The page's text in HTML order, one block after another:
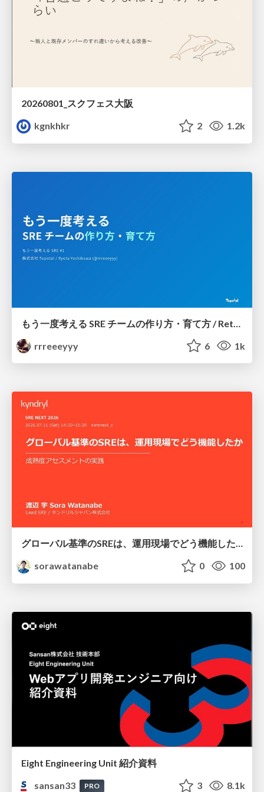
20260801_スクフェス大阪
kgnkhkr
2 1.2k
rrreeeyyy
6 1k
グローバル基準のSREは、運用現場でどう機能したか：成熟度アセスメントの実践 ／ SRE NEXT 2026
sorawatanabe
0 100
Eight Engineering Unit 紹介資料
sansan33
PRO 3 8.1k